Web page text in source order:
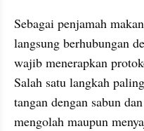
Sebagai penjamah
langsung berhubungan
wajib menerapkan
Salah satu langkah
tangan dengan sabun
mengolah maupun